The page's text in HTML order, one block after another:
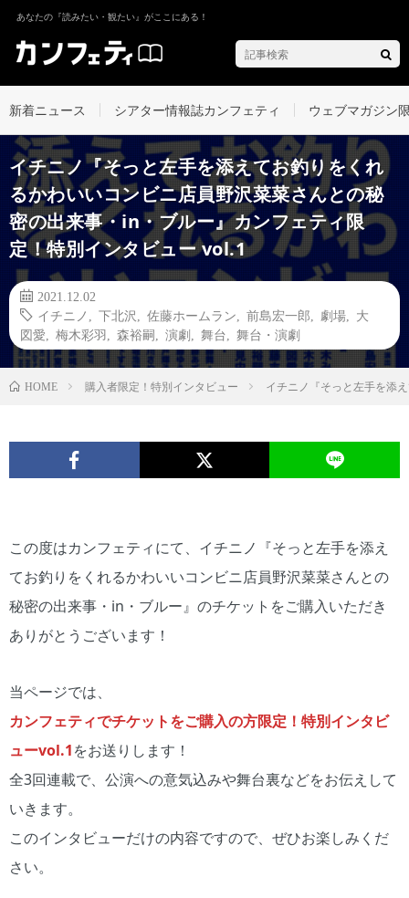
あなたの『読みたい・観たい』がここにある！
新着ニュース シアター情報誌カンフェティ ウェブマガジン
イチニノ『そっと左手を添えてお釣りをくれ
るかわいいコンビニ店員野沢菜菜さんとの秘
密の出来事・in・ブルー』カンフェティ限
定！特別インタビュー vol.1
2021.12.02
イチニノ
下北沢 佐藤ホームラン 前島宏一郎 劇場
大
図愛
梅木彩羽 森裕嗣 演劇 舞台 舞台・演劇
HOME 購入者限定！特別インタビュー イチニノ『そっと左手を添
この度はカンフェティにて、イチニノ『そっと左手を添え
てお釣りをくれるかわいいコンビニ店員野沢菜菜さんとの
秘密の出来事・in・ブルー』のチケットをご購入いただき
ありがとうございます！
当ページでは、
カンフェティでチケットをご購入の方限定！特別インタビ
ューvol.1をお送りします！
全3回連載で、公演への意気込みや舞台裏などをお伝えして
いきます。
このインタビューだけの内容ですので、ぜひお楽しみくだ
さい。